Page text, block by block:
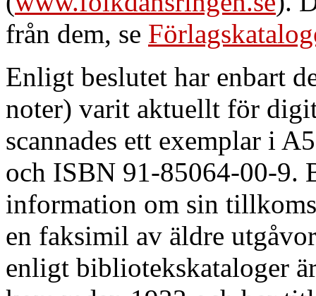
från dem, se
Enligt beslutet har enbart
noter) varit aktuellt för
scannades ett exemplar i
och ISBN 91-85064-00-9.
information om sin
en faksimil av äldre
enligt bibliotekskataloger